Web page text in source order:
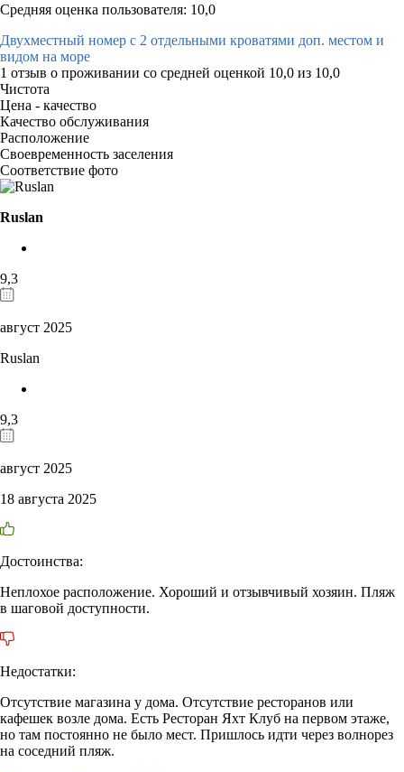
Средняя оценка пользователя: 10,0
Двухместный номер с 2 отдельными кроватями доп. местом и
видом на море
1 отзыв о проживании со средней оценкой 10,0 из 10,0
Чистота
Цена - качество
Качество обслуживания
Расположение
Своевременность заселения
Соответствие фото
Ruslan
9,3
август 2025
Ruslan
9,3
август 2025
18 августа 2025
Достоинства:
Неплохое расположение. Хороший и отзывчивый хозяин. Пляж
в шаговой доступности.
Недостатки:
Отсутствие магазина у дома. Отсутствие ресторанов или
кафешек возле дома. Есть Ресторан Яхт Клуб на первом этаже,
но там постоянно не было мест. Пришлось идти через волнорез
на соседний пляж.